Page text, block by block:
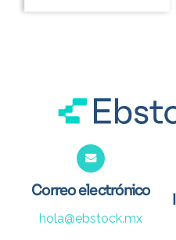
Correo electrónico
hola@ebstock.mx